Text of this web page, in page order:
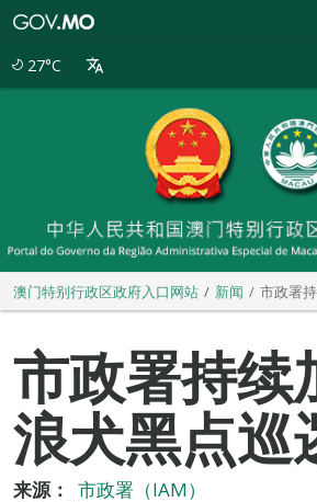
27°C
澳门特别行政区政府入口网站 新闻 市政署
市政署持续
浪犬黑点巡
来源：
市政署（IAM）